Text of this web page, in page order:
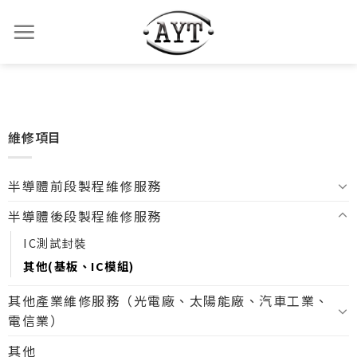
維修項目
半導體前段製程維修服務
半導體後段製程維修服務
IC測試封裝
其他(基板、IC模組)
其他產業維修服務（光電廠、太陽能廠、汽車工業、
電信業）
其他